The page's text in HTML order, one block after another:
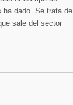
ha dado. Se trata de
sale del sector